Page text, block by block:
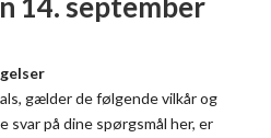
gælder de følgende vilkår og
svar på dine spørgsmål her, er